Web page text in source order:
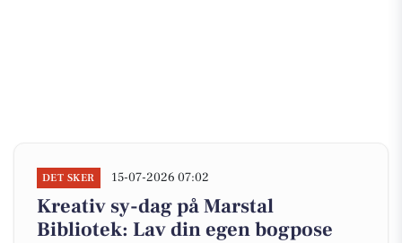
DET SKER 15-07-2026 07:02
Kreativ sy-dag på Marstal
Bibliotek: Lav din egen bogpose